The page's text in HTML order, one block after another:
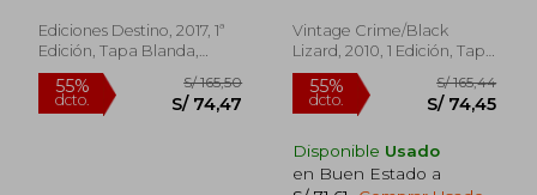
Ediciones Destino, 2017, 1ª
Edición, Tapa Blanda,
Usado
Vintage Crime/Black
Lizard, 2010, 1 Edición, Tapa
Blanda, Nuevo
Disponible Usado
en Buen Estado a